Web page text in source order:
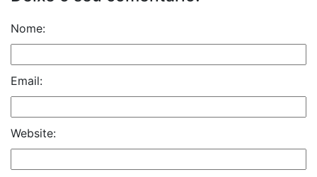
Nome:
Email:
Website: